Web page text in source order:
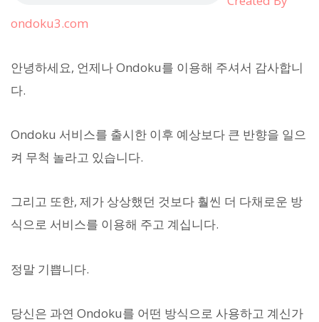
ondoku3.com
안녕하세요, 언제나 Ondoku를 이용해 주셔서 감사합니
다.
Ondoku 서비스를 출시한 이후 예상보다 큰 반향을 일으
켜 무척 놀라고 있습니다.
그리고 또한, 제가 상상했던 것보다 훨씬 더 다채로운 방
식으로 서비스를 이용해 주고 계십니다.
정말 기쁩니다.
당신은 과연 Ondoku를 어떤 방식으로 사용하고 계신가